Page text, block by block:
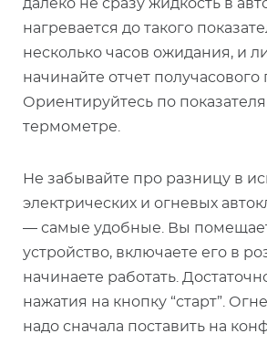
далеко не сразу жидкость в
нагревается до такого
несколько часов ожидания, и
начинайте отчет получасового
Ориентируйтесь по
термометре.
Не забывайте про разницу в
электрических и огневых
— самые удобные. Вы
устройство, включаете его в
начинаете работать.
нажатия на кнопку “старт”.
надо сначала поставить на